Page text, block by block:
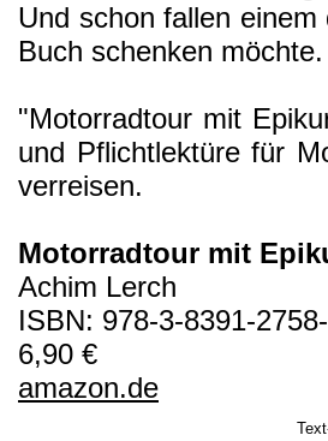
Und schon fallen
Buch schenken
"Motorradtour mit
und Pflichtlektüre für
verreisen.
Motorradtour mit
Achim Lerch
ISBN: 978-3-8391-
6,90 €
amazon.de